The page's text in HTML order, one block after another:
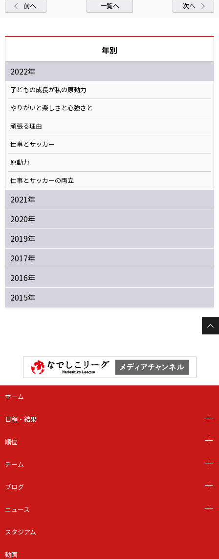
前へ 一覧へ 次へ
年別
2022年
子どもの成長が私の原動力
やりがいと楽しさと心強さと
頑張る理由
仕事とサッカー
原動力
仕事とサッカーの両立
2021年
2020年
2019年
2017年
2016年
2015年
ホーム
日程・結果
順位
チーム
ブログ
ニュース
スタジアム
動画